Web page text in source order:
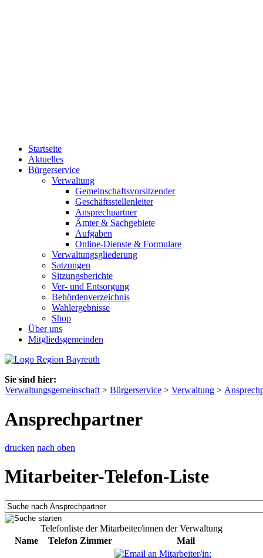
Startseite
Aktuelles
Bürgerservice
Verwaltung
Gemeinschaftsvorsitzender
Geschäftsstellenleiter
Ansprechpartner
Ämter & Sachgebiete
Aufgaben
Online-Dienste & Formulare
Verwaltungsgliederung
Satzungen
Sitzungsberichte
Ver- und Entsorgung
Behördenverzeichnis
Wahlergebnisse
Shop
Über uns
Mitgliedsgemeinden
Sie sind hier:
Verwaltungsgemeinschaft > Bürgerservice > Verwaltung >
Ansprechpartner
drucken nach oben
Mitarbeiter-Telefon-Liste
Telefonliste der Mitarbeiter/innen der Verwaltung
Name
Telefon Zimmer Mail